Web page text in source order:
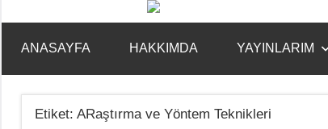
ANASAYFA HAKKIMDA YAYINLARIM
Etiket: ARaştırma ve Yöntem Teknikleri